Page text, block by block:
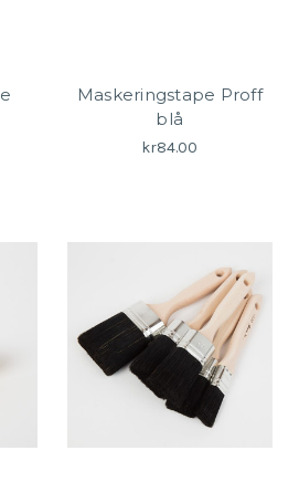
Maskeringstape Proff
blå
kr84.00